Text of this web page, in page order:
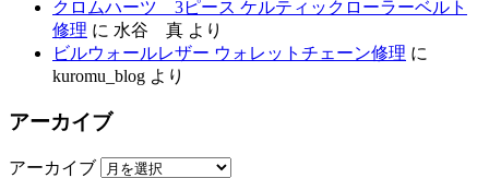
クロムハーツ 3ピース ケルティックローラーベルト
修理 に 水谷 真 より
ビルウォールレザー ウォレットチェーン修理 に
kuromu_blog より
アーカイブ
アーカイブ